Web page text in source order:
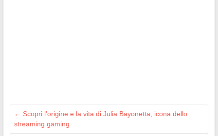
← Scopri l’origine e la vita di Julia Bayonetta, icona dello
streaming gaming